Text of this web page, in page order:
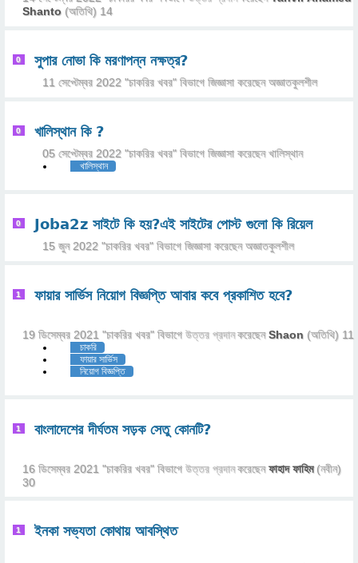
Shanto (অতিথি) 14
0 সুপার নোভা কি মরণাপন্ন নক্ষত্র?
11 সেপ্টেম্বর 2022 "চাকরির খবর" বিভাগে জিজ্ঞাসাকরেছেনঅজ্ঞাতকুলশীল
0 খালিস্থান কি ?
05 সেপ্টেম্বর 2022 "চাকরির খবর" বিভাগে জিজ্ঞাসাকরেছেনখালিস্থান
খালিস্থান
0 Joba2z সাইটে কি হয়?এই সাইটের পোস্ট গুলো কি রিয়েল
15 জুন 2022 "চাকরির খবর" বিভাগে জিজ্ঞাসাকরেছেনঅজ্ঞাতকুলশীল
1 ফায়ার সার্ভিস নিয়োগ বিজ্ঞপ্তি আবার কবে প্রকাশিত হবে?
19 ডিসেম্বর 2021 "চাকরির খবর" বিভাগে উত্তর প্রদানকরেছেনShaon (অতিথি) 11
চাকরি
ফায়ার সার্ভিস
নিয়োগ বিজ্ঞপ্তি
1 বাংলাদেশের দীর্ঘতম সড়ক সেতু কোনটি?
16 ডিসেম্বর 2021 "চাকরির খবর" বিভাগে উত্তর প্রদানকরেছেনফাহাদ ফাহিম (নবীন)
30
1 ইনকা সভ্যতা কোথায় আবস্থিত